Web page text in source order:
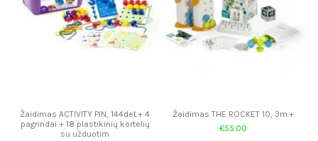
Žaidimas ACTIVITY PIN, 144det.+ 4
pagrindai + 18 plastikinių kortelių
su užduotim
Žaidimas THE ROCKET 10, 3m.+
€55.00